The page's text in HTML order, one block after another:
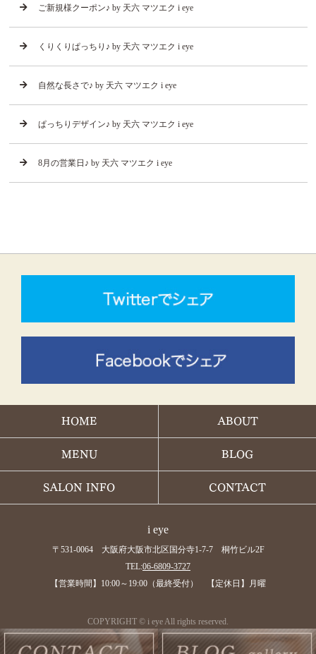
ご新規様クーポン♪ by 天六 マツエク i eye
くりくりぱっちり♪ by 天六 マツエク i eye
自然な長さで♪ by 天六 マツエク i eye
ぱっちりデザイン♪ by 天六 マツエク i eye
8月の営業日♪ by 天六 マツエク i eye
HOME ABOUT
MENU BLOG
SALON INFO CONTACT
i eye
〒531-0064 大阪府大阪市北区国分寺1-7-7 桐竹ビル2F
TEL:06-6809-3727
【営業時間】10:00～19:00（最終受付） 【定休日】月曜
COPYRIGHT © i eye All rights reserved.